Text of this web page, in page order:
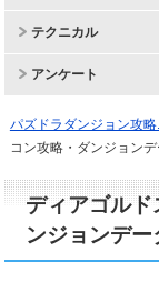
テクニカル
アンケート
パズドラダンジョン攻
コン攻略・ダンジョン
ディアゴル
ンジョンデー